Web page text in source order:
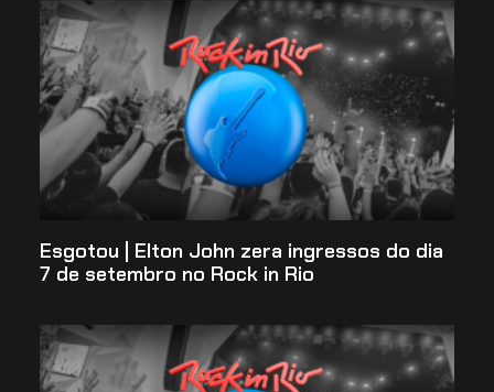
Esgotou | Elton John zera ingressos do dia
7 de setembro no Rock in Rio